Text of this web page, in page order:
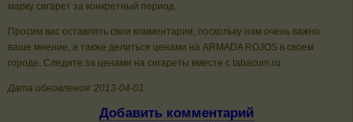
марку сигарет за конкретный период.
Просим вас оставлять свои комментарии, поскольку нам очень важно
ваше мнение, а также делиться ценами на ARMADA ROJOS в своем
городе. Следите за ценами на сигареты вместе с tabacum.ru
Дата обновления: 2013-04-01
Добавить комментарий